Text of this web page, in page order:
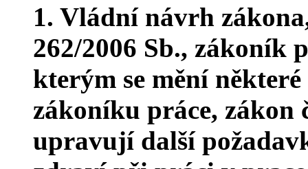
1. Vládní návrh
262/2006 Sb., zákoník
kterým se mění
zákoníku práce, zákon
upravují další